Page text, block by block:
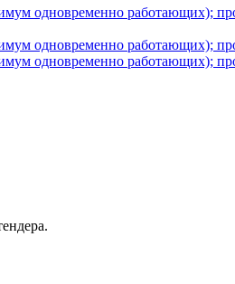
одновременно работающих);
одновременно работающих);
одновременно работающих);